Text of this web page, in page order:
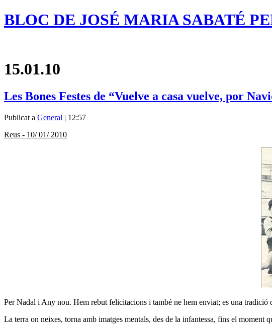
BLOC DE JOSÉ MARIA SABATÉ
15.01.10
Les Bones Festes de “Vuelve a casa vuelve, por
Publicat a General | 12:57
Reus - 10/ 01/ 2010
Per Nadal i Any nou. Hem rebut felicitacions i també ne hem enviat; es una
La terra on neixes, torna amb imatges mentals, des de la infantessa, fins el